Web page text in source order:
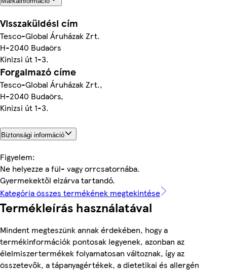
Visszaküldési cím
Tesco-Global Áruházak Zrt.
H-2040 Budaörs
Kinizsi út 1-3.
Forgalmazó címe
Tesco-Global Áruházak Zrt.,
H-2040 Budaörs,
Kinizsi út 1-3.
Biztonsági információ
Figyelem:
Ne helyezze a fül- vagy orrcsatornába.
Gyermekektől elzárva tartandó.
Kategória összes termékének megtekintése
Termékleírás használatával
Mindent megteszünk annak érdekében, hogy a
termékinformációk pontosak legyenek, azonban az
élelmiszertermékek folyamatosan változnak, így az
összetevők, a tápanyagértékek, a dietetikai és allergén